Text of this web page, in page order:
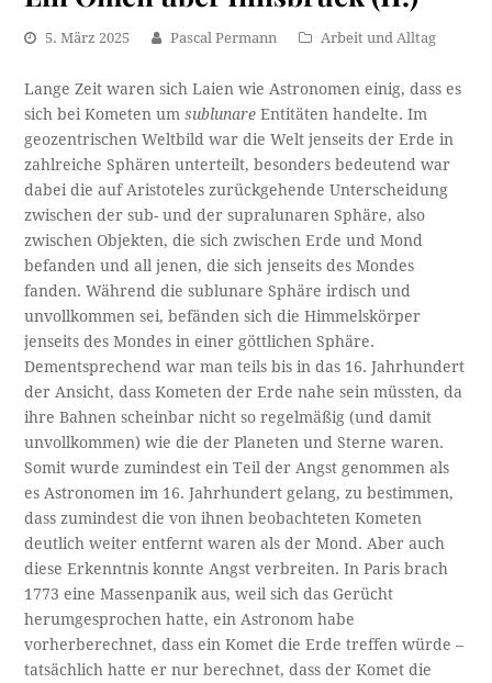
5. März 2025 Pascal Permann Arbeit und Alltag
Lange Zeit waren sich Laien wie Astronomen einig, dass es
sich bei Kometen umsublunareEntitäten handelte. Im
geozentrischen Weltbild war die Welt jenseits der Erde in
zahlreiche Sphären unterteilt, besonders bedeutend war
dabei die auf Aristoteles zurückgehende Unterscheidung
zwischen der sub- und der supralunaren Sphäre, also
zwischen Objekten, die sich zwischen Erde und Mond
befanden und all jenen, die sich jenseits des Mondes
fanden. Während die sublunare Sphäre irdisch und
unvollkommen sei, befänden sich die Himmelskörper
jenseits des Mondes in einer göttlichen Sphäre.
Dementsprechend war man teils bis in das 16. Jahrhundert
der Ansicht, dass Kometen der Erde nahe sein müssten, da
ihre Bahnen scheinbar nicht so regelmäßig (und damit
unvollkommen) wie die der Planeten und Sterne waren.
Somit wurde zumindest ein Teil der Angst genommen als
es Astronomen im 16. Jahrhundert gelang, zu bestimmen,
dass zumindest die von ihnen beobachteten Kometen
deutlich weiter entfernt waren als der Mond. Aber auch
diese Erkenntnis konnte Angst verbreiten. In Paris brach
1773 eine Massenpanik aus, weil sich das Gerücht
herumgesprochen hatte, ein Astronom habe
vorherberechnet, dass ein Komet die Erde treffen würde –
tatsächlich hatte er nur berechnet, dass der Komet die